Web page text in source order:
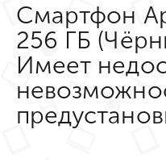
Смартфон
256 ГБ
Имеет